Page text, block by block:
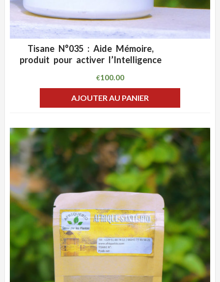
ADD WISHLIST
Tisane N°035 : Aide Mémoire,
produit pour activer l’Intelligence
€100.00
AJOUTER AU PANIER